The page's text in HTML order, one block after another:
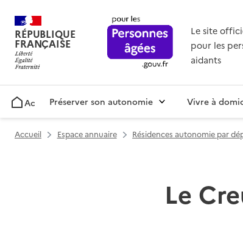
RÉPUBLIQUE
FRANÇAISE
Le site
pour les
aidants
AccueilPréserver son autonomie Vivre à
Accueil Espace annuaire Résidences autonomie par
Le